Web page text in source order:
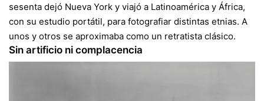
sesenta dejó Nueva York y viajó a Latinoamérica y África,
con su estudio portátil, para fotografiar distintas etnias. A
unos y otros se aproximaba como un retratista clásico.
Sin artificio ni complacencia